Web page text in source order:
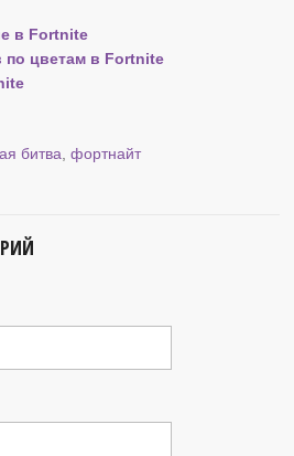
в Fortnite
по цветам в Fortnite
битва,фортнайт